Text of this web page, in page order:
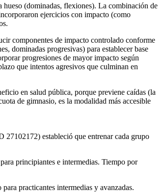
hueso (dominadas, flexiones). La combinación de
ejercicios con impacto (como
componentes de impacto controlado conforme
dominadas progresivas) para establecer base
progresiones de mayor impacto según
que intentos agresivos que culminan en
en salud pública, porque previene caídas (la
de gimnasio, es la modalidad más accesible
estableció que entrenar cada grupo
principiantes e intermedias. Tiempo por
practicantes intermedias y avanzadas.